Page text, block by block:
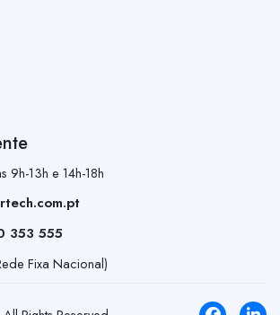
9h-13h e 14h-18h
353 555
Fixa Nacional)